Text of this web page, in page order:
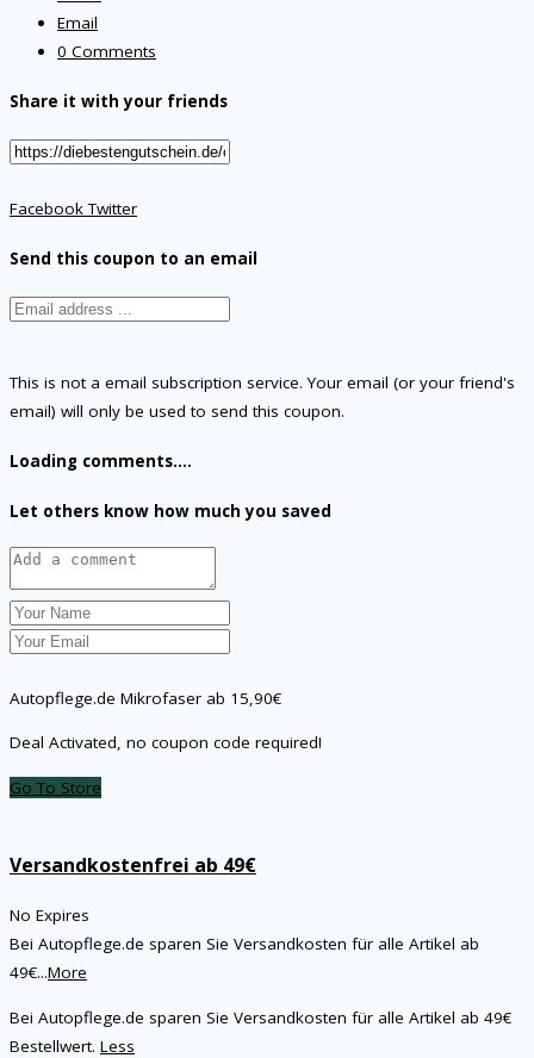
Email
0 Comments
Share it with your friends
FacebookTwitter
Send this coupon to an email
This is not a email subscription service. Your email (or your friend's
email) will only be used to send this coupon.
Loading comments....
Let others know how much you saved
Autopflege.de Mikrofaser ab 15,90€
Deal Activated, no coupon code required!
Go To Store
Versandkostenfrei ab 49€
No Expires
Bei Autopflege.de sparen Sie Versandkosten für alle Artikel ab
49€...More
Bei Autopflege.de sparen Sie Versandkosten für alle Artikel ab 49€
Bestellwert. Less